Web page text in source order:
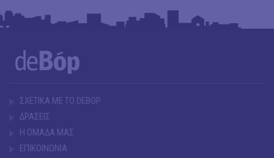
ΣΧΕΤΙΚΑ ΜΕ ΤΟ DEBOP
ΔΡΑΣΕΙΣ
Η ΟΜΑΔΑ ΜΑΣ
ΕΠΙΚΟΙΝΩΝΙΑ